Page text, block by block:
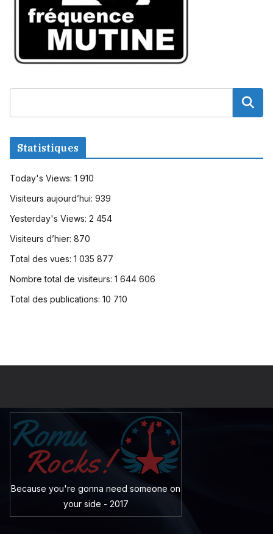
Statistiques
Today's Views: 1 910
Visiteurs aujourd’hui: 939
Yesterday's Views: 2 454
Visiteurs d’hier: 870
Total des vues: 1 035 877
Nombre total de visiteurs: 1 644 606
Total des publications: 10 710
Because you're gonna need someone on
your side - 2017